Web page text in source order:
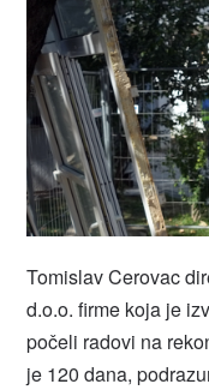
Tomislav Cerovac
d.o.o. firme koja je
počeli radovi na
je 120 dana,